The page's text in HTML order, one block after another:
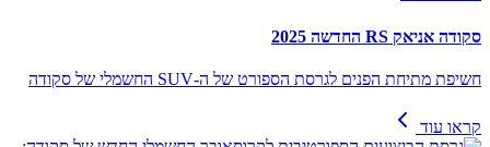
סקודה אניאק RS החדשה 2025
חשיפת מתיחת הפנים לגרסת הספורט של ה-SUV החשמלי של סקודה
קראו עוד